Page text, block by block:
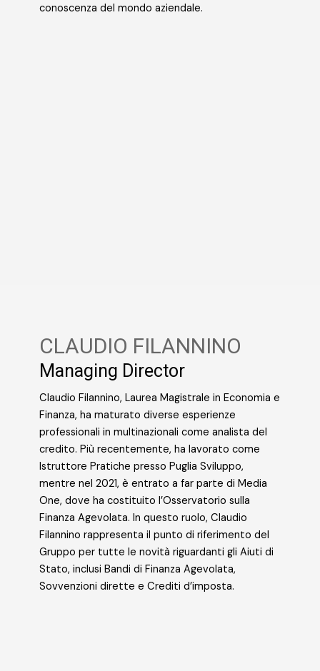
conoscenza del mondo aziendale.
CLAUDIO FILANNINO
Managing Director
Claudio Filannino, Laurea Magistrale in Economia e
Finanza, ha maturato diverse esperienze
professionali in multinazionali come analista del
credito. Più recentemente, ha lavorato come
Istruttore Pratiche presso Puglia Sviluppo,
mentre nel 2021, è entrato a far parte di Media
One, dove ha costituito l’Osservatorio sulla
Finanza Agevolata. In questo ruolo, Claudio
Filannino rappresenta il punto di riferimento del
Gruppo per tutte le novità riguardanti gli Aiuti di
Stato, inclusi Bandi di Finanza Agevolata,
Sovvenzioni dirette e Crediti d’imposta.